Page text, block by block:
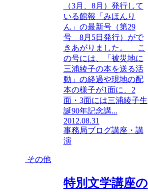
（3月、8月）発行して
いる館報「みほんり
ん」の最新号（第29
号 8月5日発行）がで
きあがりました。 こ
の号には、「被災地に
三浦綾子の本を送る活
動」の経過や現地の配
本の様子が1面に、2
面・3面には三浦綾子生
誕90年記念講...
2012.08.31
事務局ブログ講座・講
演
その他
特別文学講座の